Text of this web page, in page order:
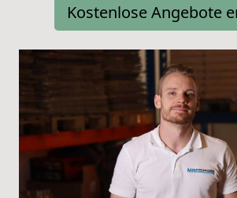
Kostenlose Angebote